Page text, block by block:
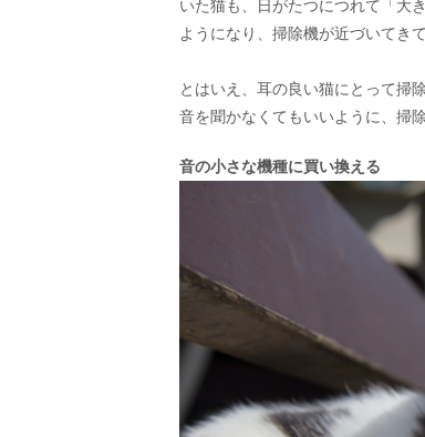
いた猫も、日がたつにつれて「大
ようになり、掃除機が近づいてき
とはいえ、耳の良い猫にとって掃
音を聞かなくてもいいように、掃
音の小さな機種に買い換える